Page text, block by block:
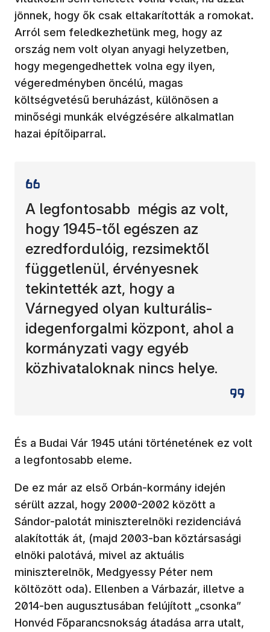
jönnek, hogy ők csak eltakarították a romokat.
Arról sem feledkezhetünk meg, hogy az
ország nem volt olyan anyagi helyzetben,
hogy megengedhettek volna egy ilyen,
végeredményben öncélú, magas
költségvetésű beruházást, különösen a
minőségi munkák elvégzésére alkalmatlan
hazai építőiparral.
A legfontosabb mégis az volt,
hogy 1945-től egészen az
ezredfordulóig, rezsimektől
függetlenül, érvényesnek
tekintették azt, hogy a
Várnegyed olyan kulturális-
idegenforgalmi központ, ahol a
kormányzati vagy egyéb
közhivataloknak nincs helye.
És a Budai Vár 1945 utáni történetének ez volt
a legfontosabb eleme.
De ez már az első Orbán-kormány idején
sérült azzal, hogy 2000-2002 között a
Sándor-palotát miniszterelnöki rezidenciává
alakították át, (majd 2003-ban köztársasági
elnöki palotává, mivel az aktuális
miniszterelnök, Medgyessy Péter nem
költözött oda). Ellenben a Várbazár, illetve a
2014-ben augusztusában felújított „csonka”
Honvéd Főparancsnokság átadása arra utalt,